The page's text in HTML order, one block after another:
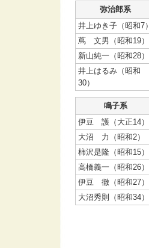
弥治郎系
井上ゆき子（昭和7）
蔦 文男（昭和19）
新山純一（昭和28）
井上はるみ（昭和
30）
鳴子系
伊豆 護（大正14）
大沼 力（昭和2）
柿沢是隆（昭和15）
高橋義一（昭和26）
伊豆 徹（昭和27）
大沼秀則（昭和34）